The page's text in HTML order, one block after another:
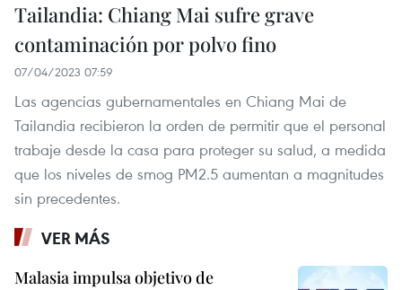
Tailandia: Chiang Mai sufre grave
contaminación por polvo fino
07/04/2023 07:59
Las agencias gubernamentales en Chiang Mai de
Tailandia recibieron la orden de permitir que el personal
trabaje desde la casa para proteger su salud, a medida
que los niveles de smog PM2.5 aumentan a magnitudes
sin precedentes.
VER MÁS
Malasia impulsa objetivo de